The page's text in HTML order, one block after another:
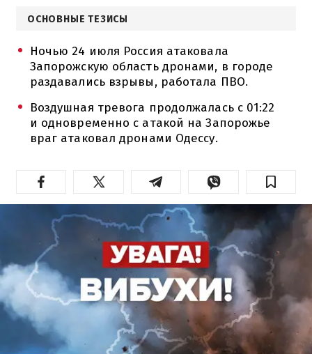
ОСНОВНЫЕ ТЕЗИСЫ
Ночью 24 июля Россия атаковала
Запорожскую область дронами, в городе
раздавались взрывы, работала ПВО.
Воздушная тревога продолжалась с 01:22
и одновременно с атакой на Запорожье
враг атаковал дронами Одессу.